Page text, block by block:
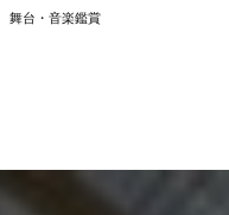
舞台・音楽鑑賞